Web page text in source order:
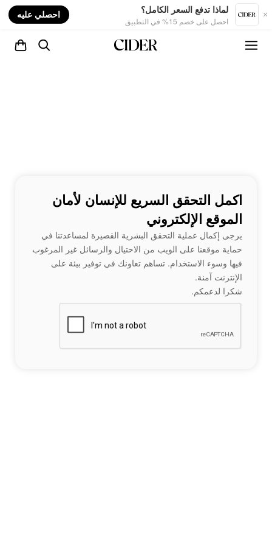
لماذا تدفع السعر الكامل؟
احصل على خصم 15% في التطبيق
احصلي عليه
اكمل التحقق السريع للإنسان لأمان
الموقع الإلكتروني
يرجى إكمال عملية التحقق البشرية القصيرة لمساعدتنا في
حماية موقعنا على الويب من الاحتيال والرسائل غير المرغوب
فيها وسوء الاستخدام. تساهم تعاونك في توفير بيئة على
الإنترنت آمنة.
شكرا لدعمكم.